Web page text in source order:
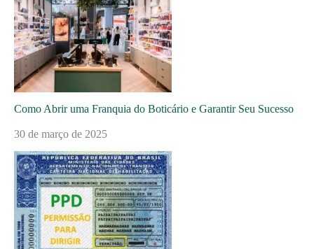
Como Abrir uma Franquia do Boticário e Garantir Seu Sucesso
30 de março de 2025